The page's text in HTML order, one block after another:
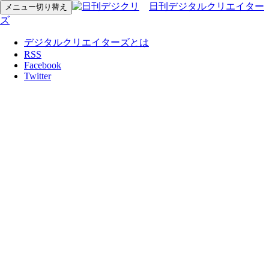
メニュー切り替え
日刊デジタルクリエイター
ズ
デジタルクリエイターズとは
RSS
Facebook
Twitter